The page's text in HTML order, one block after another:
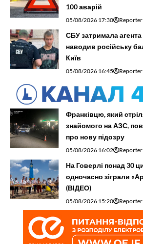
100 аварій
05/08/2026 17:30 Reporter
СБУ затримала
наводив російську
Київ
05/08/2026 16:45 Reporter
Франківцю, який
знайомого на АЗС,
про нову підозру
05/08/2026 16:02 Reporter
На Говерлі понад 30
одночасно зіграли
(ВІДЕО)
05/08/2026 15:20 Reporter